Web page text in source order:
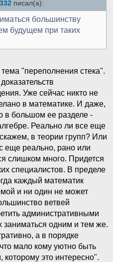
писал(а):
большинству
будущем при таких
"переполнения стека".
Уже сейчас никто не
в математике. И даже,
в большом ее разделе -
Реально ли все еще
в теории групп? Или
еще реально, рано или
слишком много. Придется
специалистов. В пределе
каждый математик
и ни один не может
ветвей
административными
заниматься одним и тем же.
а в порядке
мало кому уютно быть
это интересно".